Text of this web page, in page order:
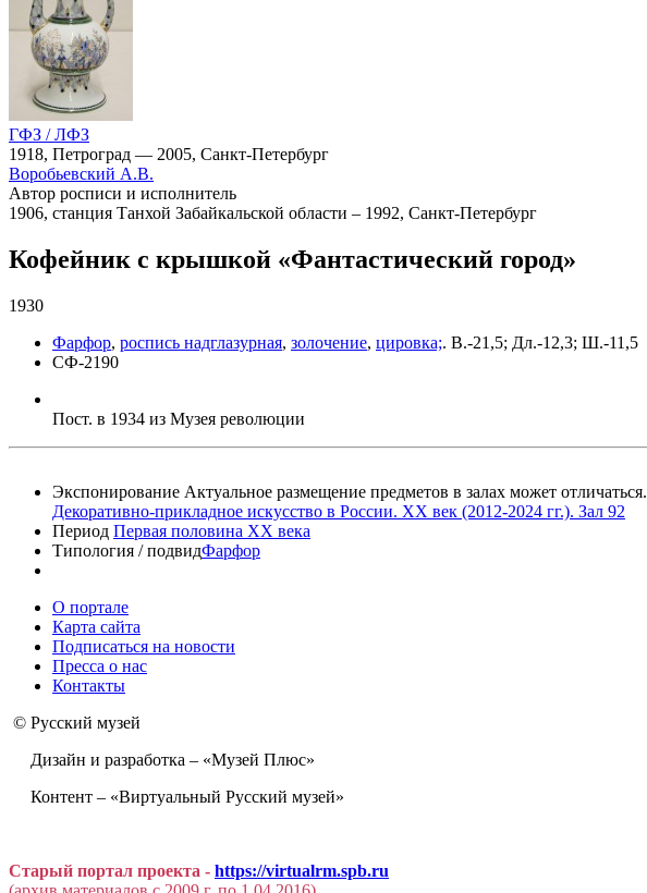
ГФЗ / ЛФЗ
1918, Петроград — 2005, Санкт-Петербург
Воробьевский А.В.
Автор росписи и исполнитель
1906, станция Танхой Забайкальской области – 1992, Санкт-Петербург
Кофейник с крышкой «Фантастический город»
1930
Фарфор, роспись надглазурная, золочение, цировка;. В.-21,5; Дл.-12,3; Ш.-11,5
СФ-2190
Пост. в 1934 из Музея революции
Экспонирование Актуальное размещение предметов в залах может отличаться.
Декоративно-прикладное искусство в России. XX век (2012-2024 гг.). Зал 92
Период Первая половина XX века
Типология / подвидФарфор
О портале
Карта сайта
Подписаться на новости
Пресса о нас
Контакты
© Русский музей
Дизайн и разработка – «Музей Плюс»
Контент – «Виртуальный Русский музей»
Старый портал проекта - https://virtualrm.spb.ru